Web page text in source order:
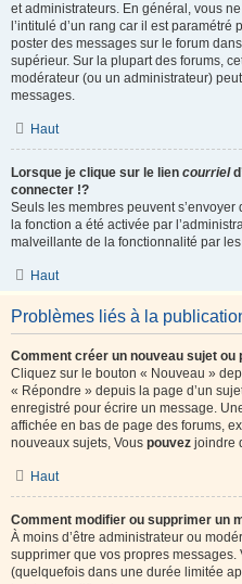
et administrateurs. En général, vous
l’intitulé d’un rang car il est
poster des messages sur le forum
supérieur. Sur la plupart des forums,
modérateur (ou un administrateur)
messages.
Haut
Lorsque je clique sur le lien courriel
connecter !?
Seuls les membres peuvent
la fonction a été activée par
malveillante de la fonctionnalité par
Haut
Problèmes liés à la
Comment créer un nouveau sujet ou
Cliquez sur le bouton « Nouveau »
« Répondre » depuis la page d’un
enregistré pour écrire un message.
affichée en bas de page des forums,
nouveaux sujets, Vous pouvez joindre
Haut
Comment modifier ou supprimer un
À moins d’être administrateur ou
supprimer que vos propres
(quelquefois dans une durée limitée